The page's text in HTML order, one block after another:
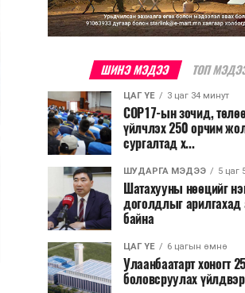
ШИНЭ МЭДЭЭ ТОП
ЦАГ ҮЕ 3 цаг 34 минут
COP17-ын зочид,
үйлчлэх 250 орчим
сургалтад х...
ШУДАРГА МЭДЭЭ 5 цаг
Шатахууны нөөцийг
доголдлыг арилгахад
байна
ЦАГ ҮЕ 6 цагын өмнө
Улаанбаатарт хоногт
боловсруулах